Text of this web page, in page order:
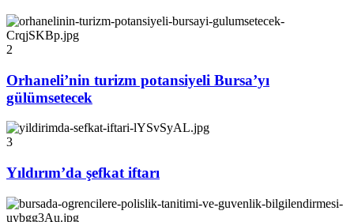
2
Orhaneli’nin turizm potansiyeli Bursa’yı
gülümsetecek
3
Yıldırım’da şefkat iftarı